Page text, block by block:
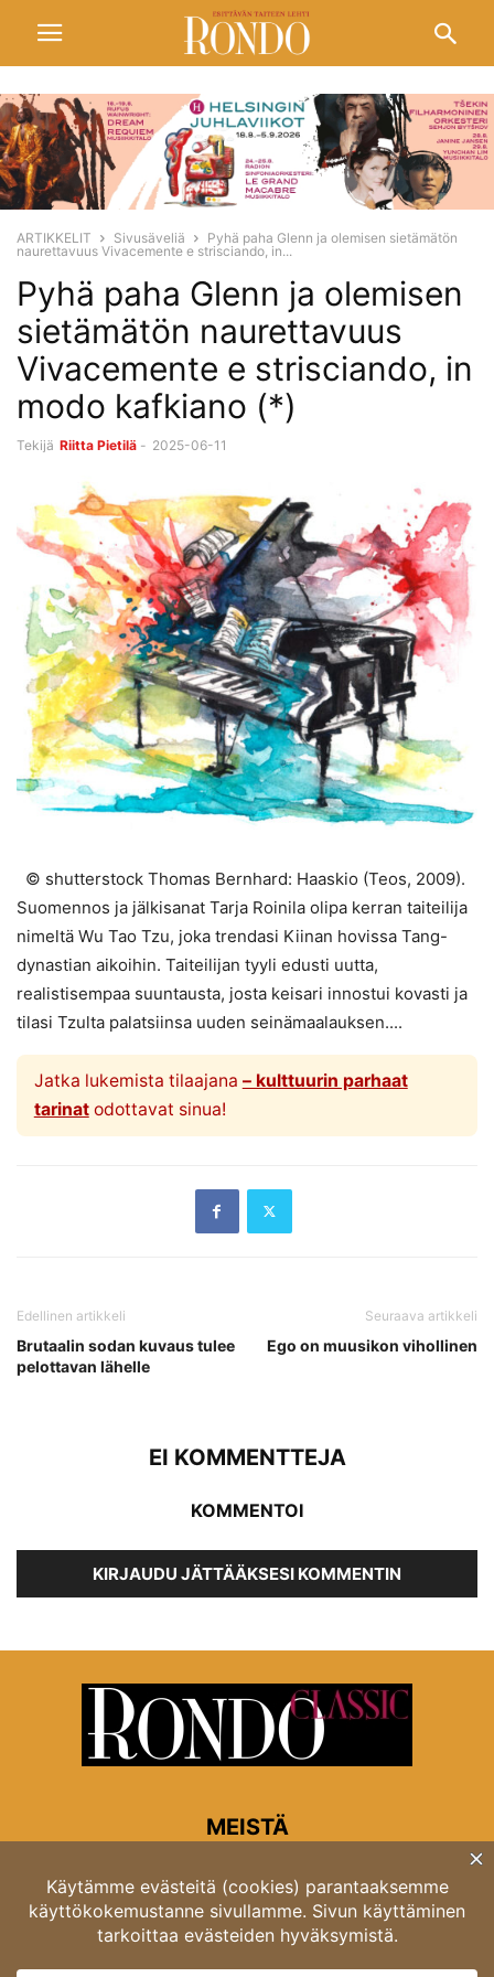
ARTIKKELIT Sivusäveliä
Pyhä paha Glenn ja olemisen sietämätön
naurettavuus Vivacemente e strisciando, in...
Pyhä paha Glenn ja olemisen
sietämätön naurettavuus
Vivacemente e strisciando, in
modo kafkiano (*)
Tekijä Riitta Pietilä - 2025-06-11
© shutterstock Thomas Bernhard: Haaskio (Teos, 2009).
Suomennos ja jälkisanat Tarja Roinila olipa kerran taiteilija
nimeltä Wu Tao Tzu, joka trendasi Kiinan hovissa Tang-
dynastian aikoihin. Taiteilijan tyyli edusti uutta,
realistisempaa suuntausta, josta keisari innostui kovasti ja
tilasi Tzulta palatsiinsa uuden seinämaalauksen....
Jatka lukemista tilaajana – kulttuurin parhaat
tarinatodottavat sinua!
Edellinen artikkeli
Brutaalin sodan kuvaus tulee
pelottavan lähelle
Seuraava artikkeli
Ego on muusikon vihollinen
EI KOMMENTTEJA
KOMMENTOI
KIRJAUDU JÄTTÄÄKSESI KOMMENTIN
MEISTÄ
Rondon toimitus
Opastinsilta 6A 00520 Helsinki
Asiakaspalvelu: puh. 03 4246 5318
asiakaspalvelu@rondo.fi